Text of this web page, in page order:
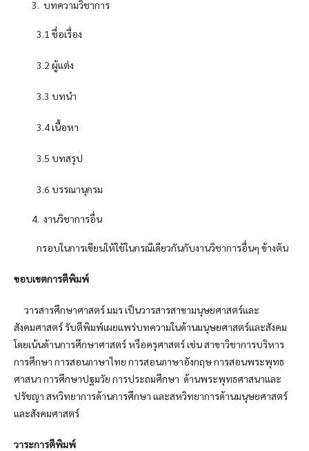
บทความวิชาการ
3.1 ชื่อเรื่อง
3.2 ผู้แต่ง
3.3 บทนำ
3.4 เนื้อหา
3.5 บทสรุป
3.6 บรรณานุกรม
งานวิชาการอื่น
กรอบในการเขียนให้ใช้ในกรณีเดียวกันกับงานวิชาการอื่นๆ ข้างต้น
ขอบเขตการตีพิมพ์
วารสารศึกษาศาสตร์ มมร เป็นวารสารสาขามนุษยศาสตร์และ
สังคมศาสตร์ รับตีพิมพ์เผยแพร่บทความในด้านมนุษยศาสตร์และสังคม
โดยเน้นด้านการศึกษาศาสตร์ หรือครุศาสตร์ เช่น สาขาวิชาการบริหาร
การศึกษา การสอนภาษาไทย การสอนภาษาอังกฤษ การสอนพระพุทธ
ศาสนา การศึกษาปฐมวัย การประถมศึกษา ด้านพระพุทธศาสนาและ
ปรัชญา สหวิทยาการด้านการศึกษา และสหวิทยาการด้านมนุษยศาสตร์
และสังคมศาสตร์
วาระการตีพิมพ์